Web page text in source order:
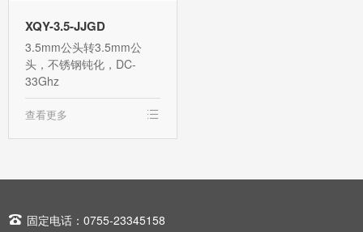
XQY-3.5-JJGD
3.5mm公头转3.5mm公
头，不锈钢钝化，DC-
33Ghz
查看更多
 固定电话：0755-23345158